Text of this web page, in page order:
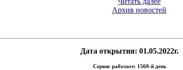
Архив новостей
Дата открытия: 01.05.2022г.
Сервис работает: 1560-й день